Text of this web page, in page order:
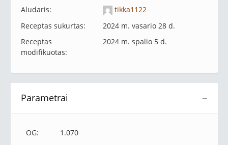
Aludaris:
tikka1122
Receptas sukurtas:
2024 m. vasario 28 d.
Receptas
modifikuotas:
2024 m. spalio 5 d.
−
Parametrai
OG:
1.070